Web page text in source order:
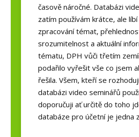
časově náročné. Databázi
zatím používám krátce, ale
zpracování témat,
srozumitelnost a aktuální
tématu, DPH vůči třetím
podařilo vyřešit vše co jsem
řešila. Všem, kteří se
databázi video seminářů
doporučuji ať určitě do toho
databáze pro účetní je jedna